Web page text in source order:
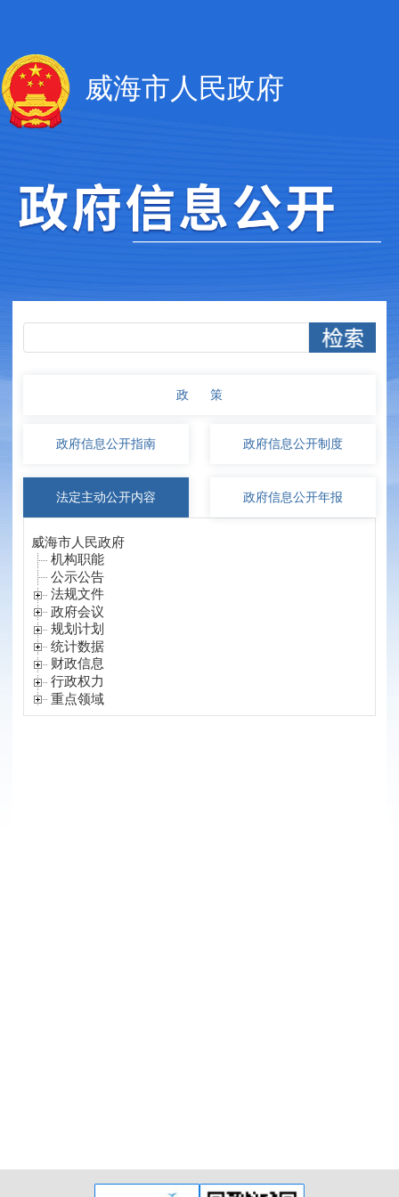
威海市人民政府
政 策
政府信息公开指南 政府信息公开制度
法定主动公开内容 政府信息公开年报